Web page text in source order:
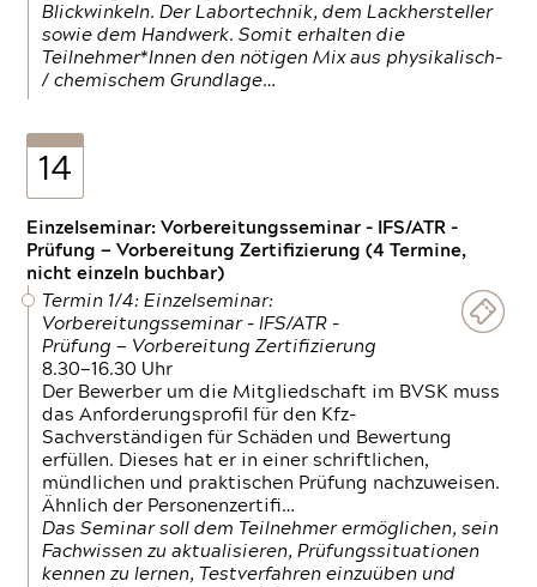
Blickwinkeln. Der Labortechnik, dem Lackhersteller
sowie dem Handwerk. Somit erhalten die
Teilnehmer*Innen den nötigen Mix aus physikalisch-
/ chemischem Grundlage…
14
Einzelseminar: Vorbereitungsseminar - IFS/ATR -
Prüfung — Vorbereitung Zertifizierung (4 Termine,
nicht einzeln buchbar)
Termin 1/4: Einzelseminar:
Vorbereitungsseminar - IFS/ATR -
Prüfung — Vorbereitung Zertifizierung
8.30—16.30 Uhr
Der Bewerber um die Mitgliedschaft im BVSK muss
das Anforderungsprofil für den Kfz-
Sachverständigen für Schäden und Bewertung
erfüllen. Dieses hat er in einer schriftlichen,
mündlichen und praktischen Prüfung nachzuweisen.
Ähnlich der Personenzertifi…
Das Seminar soll dem Teilnehmer ermöglichen, sein
Fachwissen zu aktualisieren, Prüfungssituationen
kennen zu lernen, Testverfahren einzuüben und